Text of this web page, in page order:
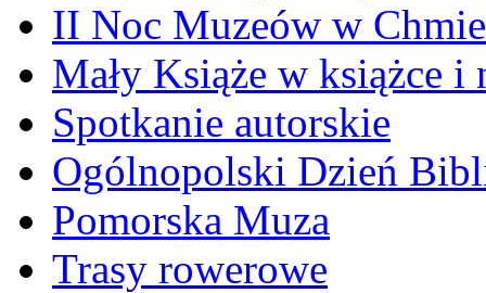
II Noc Muzeów w
Mały Książe w książce i
Spotkanie autorskie
Ogólnopolski Dzień
Pomorska Muza
Trasy rowerowe